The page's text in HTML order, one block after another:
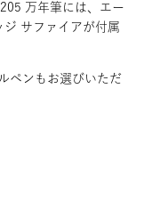
万年筆には、エー
ジ サファイアが付属
ペンもお選びいただ